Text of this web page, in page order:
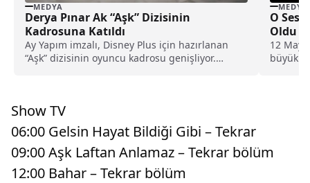
MEDYA
Derya Pınar Ak “Aşk” Dizisinin
Kadrosuna Katıldı
Ay Yapım imzalı, Disney Plus için hazırlanan
“Aşk” dizisinin oyuncu kadrosu genişliyor.
MEDYA
O Ses
Oldu
12
büyük
Show TV
06:00 Gelsin Hayat Bildiği Gibi – Tekrar
09:00 Aşk Laftan Anlamaz – Tekrar bölüm
12:00 Bahar – Tekrar bölüm